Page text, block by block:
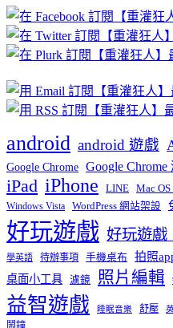
章
分
類
android android 遊戲
Google Chrome Google Chrome
iPad iPhone LINE Mac OS
Windows Vista WordPress 網站架設
好玩遊戲 好玩遊戲
學英語 待辦事項 手機桌布 拍照
桌面小工具 濾鏡 照片編輯
益智遊戲 睡眠音樂 舒壓
鬧鐘